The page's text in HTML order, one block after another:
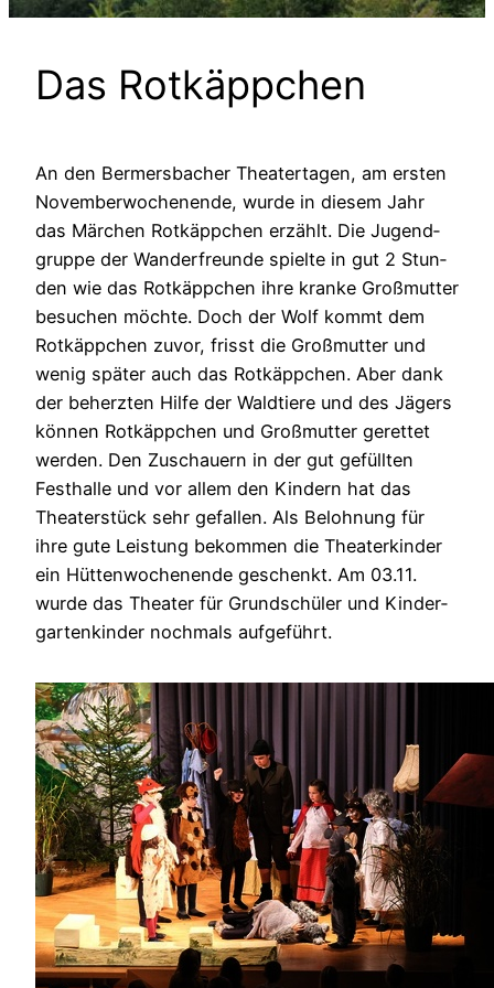
Das Rot­käpp­chen
An den Ber­mers­ba­cher Thea­ter­ta­gen, am ers­ten
Novem­ber­wo­chen­en­de, wur­de in die­sem Jahr
das Mär­chen Rot­käpp­chen erzählt. Die Jugend­
grup­pe der Wan­der­freun­de spiel­te in gut 2 Stun­
den wie das Rot­käpp­chen ihre kran­ke Groß­mutter
besu­chen möch­te. Doch der Wolf kommt dem
Rot­käpp­chen zuvor, frisst die Groß­mutter und
wenig spä­ter auch das Rot­käpp­chen. Aber dank
der beherz­ten Hil­fe der Wald­tie­re und des Jägers
kön­nen Rot­käpp­chen und Groß­mutter geret­tet
wer­den. Den Zuschau­ern in der gut gefüll­ten
Fest­hal­le und vor allem den Kin­dern hat das
Thea­ter­stück sehr gefal­len. Als Beloh­nung für
ihre gute Leis­tung bekom­men die Thea­ter­kin­der
ein Hüt­ten­wo­chen­en­de geschenkt. Am 03.11.
wur­de das Thea­ter für Grund­schü­ler und Kin­der­
gar­ten­kin­der noch­mals auf­ge­führt.